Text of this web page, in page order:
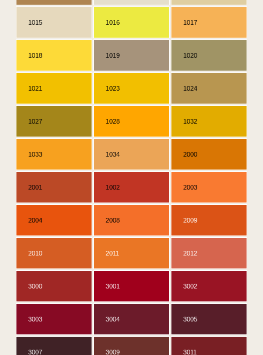
1015 1016 1017
1018 1019 1020
1021 1023 1024
1027 1028 1032
1033 1034 2000
2001 1002 2003
2004 2008 2009
2010 2011 2012
3000 3001 3002
3003 3004 3005
3007 3009 3011